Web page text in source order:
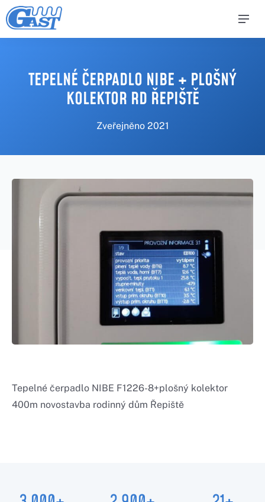
TEPELNÉ ČERPADLO NIBE + PLOŠNÝ
KOLEKTOR RD ŘEPIŠTĚ
Zveřejněno 2021
Tepelné čerpadlo NIBE F1226-8+plošný kolektor
400m novostavba rodinný dům Řepiště